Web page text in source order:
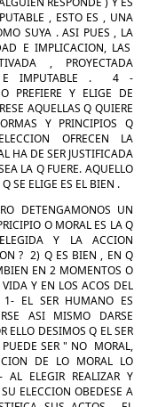
, ESTO ES , UNA
SUYA . ASI PUES , LA
E IMPLICACION, LAS
, PROYECTADA
E IMPUTABLE . 4 -
PREFIERE Y ELIGE DE
AQUELLAS Q QUIERE
Y PRINCIPIOS Q
OFRECEN LA
HA DE SER JUSTIFICADA
LA Q FUERE. AQUELLO
SE ELIGE ES EL BIEN .
UN
O MORAL ES LA Q
Y LA ACCION
? 2) Q ES BIEN , EN Q
EN 2 MOMENTOS O
Y EN LOS ACOS DEL
EL SER HUMANO ES
ASI MISMO DARSE
ELLO DESIMOS Q EL SER
SER " NO MORAL,
DE LO MORAL LO
ELEGIR REALIZAR Y
ELECCION OBEDESE A